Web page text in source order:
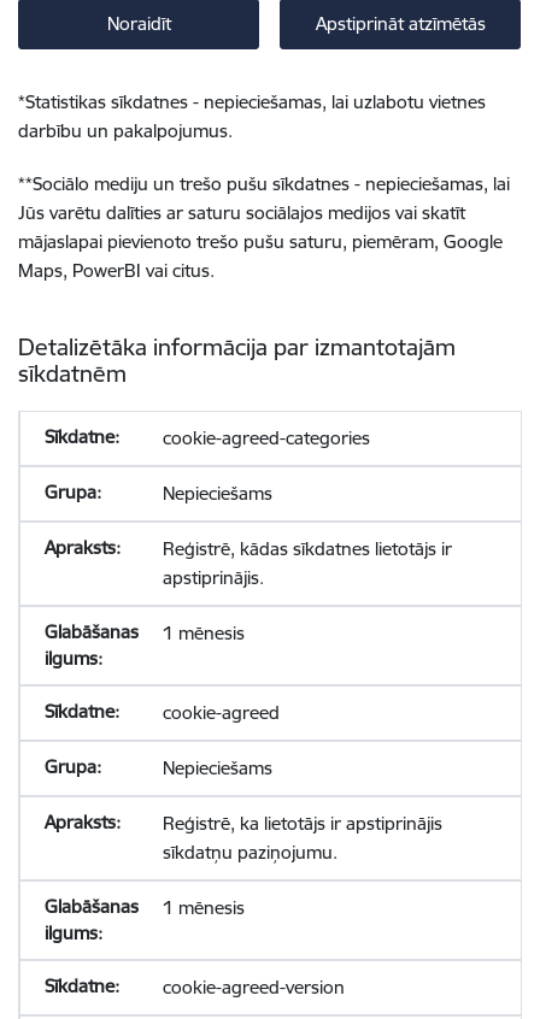
Noraidīt Apstiprināt atzīmētās
*Statistikas sīkdatnes - nepieciešamas, lai uzlabotu vietnes
darbību un pakalpojumus.
**Sociālo mediju un trešo pušu sīkdatnes - nepieciešamas, lai
Jūs varētu dalīties ar saturu sociālajos medijos vai skatīt
mājaslapai pievienoto trešo pušu saturu, piemēram, Google
Maps, PowerBI vai citus.
Detalizētāka informācija par izmantotajām
sīkdatnēm
cookie-agreed-categories
Nepieciešams
Reģistrē, kādas sīkdatnes lietotājs ir
apstiprinājis.
1 mēnesis
cookie-agreed
Nepieciešams
Reģistrē, ka lietotājs ir apstiprinājis
sīkdatņu paziņojumu.
1 mēnesis
cookie-agreed-version